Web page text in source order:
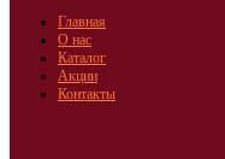
Главная
О нас
Каталог
Акции
Контакты